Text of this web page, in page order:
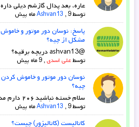
عاره، بعد پدال گازشم دیلی داره
توسط Ashvan13 , 9 ماه پیش
مشکل از چیه؟
@ashvan13 دریچه برقیه؟
توسطعلی اسدی, 9 ماه پیش
چیه؟
سلام خسته نباشید ۲۰۶ دارم مدل ...
توسط Ashvan13 , 9 ماه پیش
کاتالیست (کاتالیزور) چیست؟